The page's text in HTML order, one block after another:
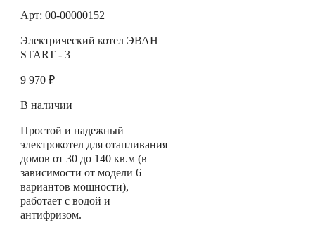
Арт: 00-00000152
Электрический котел ЭВАН
START - 3
9 970 ₽
В наличии
Простой и надежный
электрокотел для отапливания
домов от 30 до 140 кв.м (в
зависимости от модели 6
вариантов мощности),
работает с водой и
антифризом.